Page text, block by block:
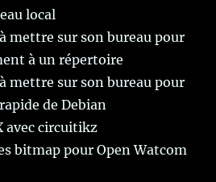
local
mettre sur son bureau pour
à un répertoire
mettre sur son bureau pour
de Debian
avec circuitikz
bitmap pour Open Watcom